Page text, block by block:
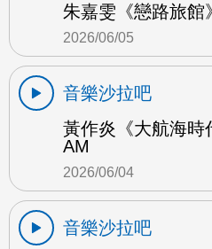
朱嘉雯《戀路旅館
2026/06/05
音樂沙拉吧
黃作炎《大航海時
AM
2026/06/04
音樂沙拉吧